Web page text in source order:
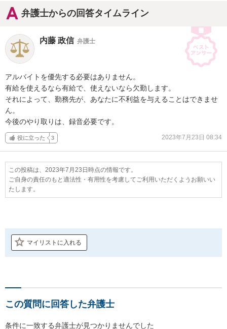
弁護士からの回答タイムライン
内藤 政信 弁護士
アルバイトを優先する必要はありません。
有給を使えるなら有給で、使えないなら欠勤します。
それによって、勤務先が、あなたに不利益を与えることはできませ
ん。
今後のやり取りは、録音必要です。
役に立った 3 2023年7月23日 08:34
この投稿は、2023年7月23日時点の情報です。
ご自身の責任のもと適法性・有用性を考慮してご利用いただくようお願いい
たします。
マイリストに入れる
この質問に回答した弁護士
条件に一致する弁護士が見つかりませんでした